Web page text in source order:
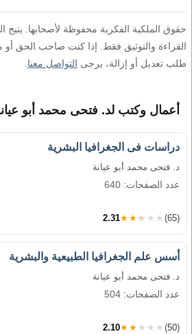
حقوق الملكية الفكرية محفوظة لأصحابها. يتيح
القراءة والتوثيق فقط. إذا كنت صاحب الحق أو
طلب تعديل أو إزالة، يرجى التواصل معنا
أعمال وكتب لد. فتحى محمد أبو
دراسات فى الجغرافيا البشرية
د. فتحى محمد أبو عيانة
عدد الصفحات: 640
2.31★★★★★ (65)
أسس علم الجغرافيا الطبيعية والبشرية
د. فتحى محمد أبو عيانة
عدد الصفحات: 504
2.10★★★★★ (50)